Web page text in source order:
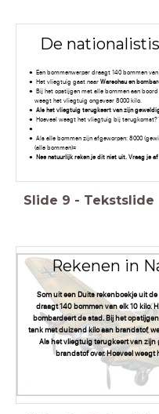
De
Een bommenwerper draagt 140 bommen van
Het vliegtuig gaat naarWarschau en
Bij het opstijgen met alle bommen aan
weegt het vliegtuig ongeveer 8000 kilo.
Als het vliegtuig terugkeert van zijn
Hoeveel weegt het vliegtuig bij terugkomst?’
Als alle bommen zijn afgeworpen: 8000
(alle bommen)=
Nee natuurlijk reken je dit niet uit. Vraag je
Slide 9 - Tekstslide
Rekenen in
Som uit een Duits rekenboekje uit
draagt 140 bommen van elk 10 kilo.
bombardeert de stad. Bij het
tank met duizend kilo aan brandstof,
Als het vliegtuig terugkeert van zijn
brandstof over. Hoeveel